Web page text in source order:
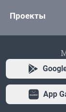
Проекты
App